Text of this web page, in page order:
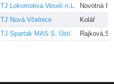
TJ Lokomotiva Veselí n.L.
Novotná Iva
TJ Nová Včelnice
Kolář
TJ Spartak MAS S. Ústí